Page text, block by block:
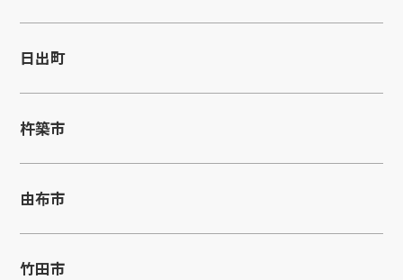
日出町
杵築市
由布市
竹田市